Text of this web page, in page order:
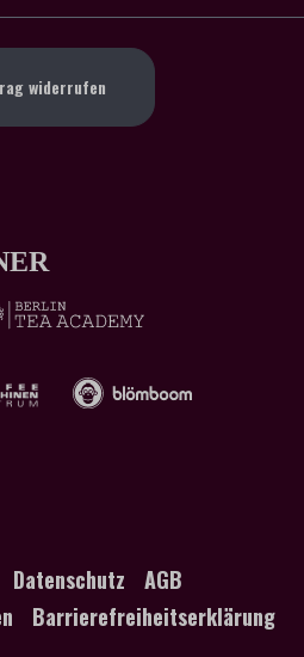
widerrufen
Datenschutz
AGB
Barrierefreiheitserklärung